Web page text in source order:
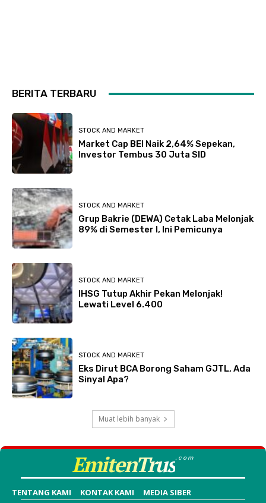
BERITA TERBARU
STOCK AND MARKET
Market Cap BEI Naik 2,64% Sepekan,
Investor Tembus 30 Juta SID
STOCK AND MARKET
Grup Bakrie (DEWA) Cetak Laba Melonjak
89% di Semester I, Ini Pemicunya
STOCK AND MARKET
IHSG Tutup Akhir Pekan Melonjak!
Lewati Level 6.400
STOCK AND MARKET
Eks Dirut BCA Borong Saham GJTL, Ada
Sinyal Apa?
Muat lebih banyak
EmitenTrus.com
TENTANG KAMI KONTAK KAMI MEDIA SIBER